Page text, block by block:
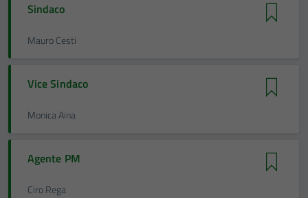
Sindaco
Mauro Cesti
Vice Sindaco
Monica Aina
Agente PM
Ciro Rega